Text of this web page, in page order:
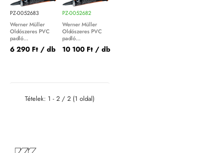
PZ-0052683
Werner Müller
Oldószeres PVC
padló
Hideghegesztő
6 290 Ft / db
PZ-0052682
Werner Müller
Oldószeres PVC
padló
Hideghegesztő
10 100 Ft / db
Tételek: 1 - 2 / 2 (1 oldal)